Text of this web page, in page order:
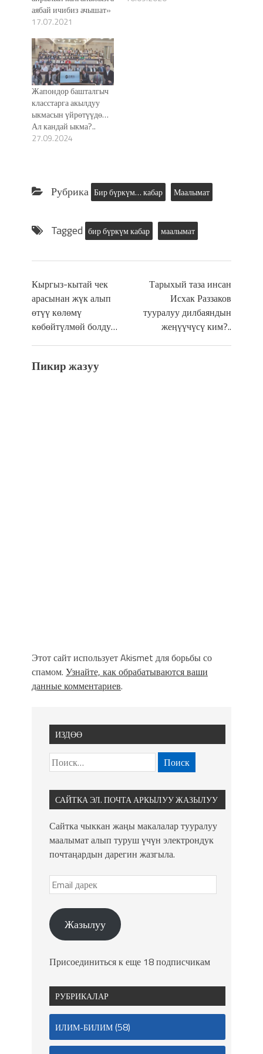
аябай ичибиз ачышат»
17.07.2021
Жапондор башталгыч
класстарга акылдуу
ыкмасын үйрөтүүдө…
Ал кандай ыкма?..
27.09.2024
Рубрика Бир бүркүм… кабар Маалымат
Tagged бир бүркүм кабар маалымат
Кыргыз-кытай чек
арасынан жүк алып
өтүү көлөмү
көбөйтүлмөй болду…
Тарыхый таза инсан
Исхак Раззаков
тууралуу дилбаяндын
жеӊүүчүсү ким?..
Пикир жазуу
Этот сайт использует Akismet для борьбы со
спамом. Узнайте, как обрабатываются ваши
данные комментариев.
ИЗДӨӨ
САЙТКА ЭЛ. ПОЧТА АРКЫЛУУ ЖАЗЫЛУУ
Сайтка чыккан жаңы макалалар тууралуу
маалымат алып туруш үчүн электрондук
почтаңардын дарегин жазгыла.
Жазылуу
Присоединиться к еще 18 подписчикам
РУБРИКАЛАР
ИЛИМ-БИЛИМ(58)